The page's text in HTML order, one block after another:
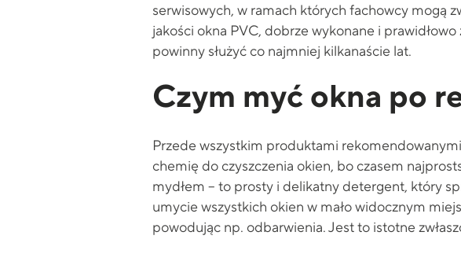
serwisowych, w ramach których fachowcy mogą
jakości okna PVC, dobrze wykonane i
powinny służyć co najmniej kilkanaście lat.
Czym myć okna po
Przede wszystkim produktami
chemię do czyszczenia okien, bo czasem
mydłem – to prosty i delikatny detergent, który
umycie wszystkich okien w mało widocznym
powodując np. odbarwienia. Jest to istotne